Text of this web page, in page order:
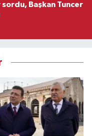
sordu, Başkan Tuncer